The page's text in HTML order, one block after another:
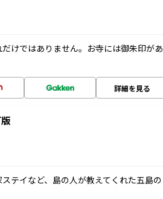
けではありません。お寺には御朱印があ
詳細を見る
テイなど、島の人が教えてくれた五島の